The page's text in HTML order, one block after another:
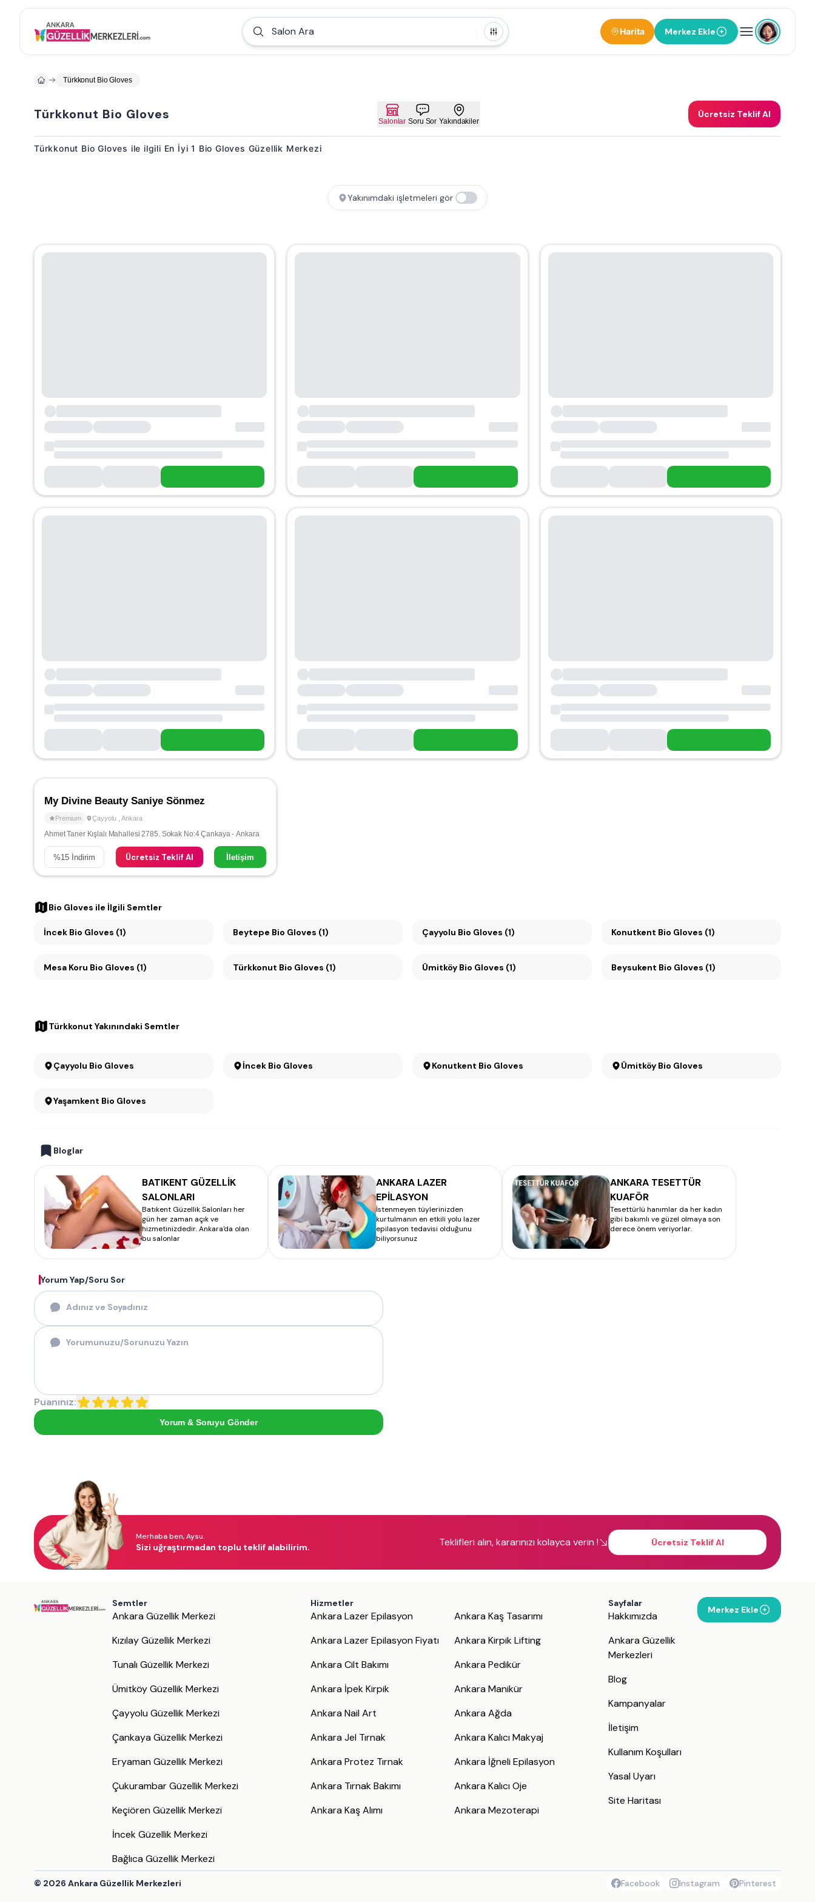
Salon Ara Harita Merkez Ekle
Türkkonut Bio Gloves
Türkkonut Bio Gloves Salonlar Soru Sor Yakındakiler
Ücretsiz Teklif Al
Türkkonut Bio Gloves ile ilgili En İyi 1 Bio Gloves Güzellik Merkezi
Yakınımdaki işletmeleri gör
My Divine Beauty Saniye Sönmez
Premium Çayyolu Ankara
Ahmet Taner Kışlalı Mahallesi 2785. Sokak No:4 Çankaya - Ankara
%15 İndirim Ücretsiz Teklif Al İletişim
Bio Gloves ile İlgili Semtler
İncek Bio Gloves (1) Beytepe Bio Gloves (1) Çayyolu Bio Gloves (1) Konutkent Bio Gloves (1)
Mesa Koru Bio Gloves (1) Türkkonut Bio Gloves (1) Ümitköy Bio Gloves (1) Beysukent Bio Gloves (1)
Türkkonut Yakınındaki Semtler
Çayyolu Bio Gloves İncek Bio Gloves Konutkent Bio Gloves Ümitköy Bio Gloves
Yaşamkent Bio Gloves
Bloglar
BATIKENT GÜZELLİK
SALONLARI
Batıkent Güzellik Salonları her
gün her zaman açık ve
hizmetinizdedir. Ankara'da olan
bu salonlar
ANKARA LAZER
EPİLASYON
İstenmeyen tüylerinizden
kurtulmanın en etkili yolu lazer
epilasyon tedavisi olduğunu
biliyorsunuz
ANKARA TESETTÜR
KUAFÖR
Tesettürlü hanımlar da her kadın
gibi bakımlı ve güzel olmaya son
derece önem veriyorlar.
Yorum Yap/Soru Sor
Puanınız:
Yorum & Soruyu Gönder
Merhaba ben, Aysu.
Sizi uğraştırmadan toplu teklif alabilirim. Teklifleri alın, kararınızı kolayca verin ! Ücretsiz Teklif Al
Semtler
Ankara Güzellik Merkezi
Kızılay Güzellik Merkezi
Tunalı Güzellik Merkezi
Ümitköy Güzellik Merkezi
Çayyolu Güzellik Merkezi
Çankaya Güzellik Merkezi
Eryaman Güzellik Merkezi
Çukurambar Güzellik Merkezi
Keçiören Güzellik Merkezi
İncek Güzellik Merkezi
Bağlıca Güzellik Merkezi
Hizmetler
Ankara Lazer Epilasyon
Ankara Lazer Epilasyon Fiyatı
Ankara Cilt Bakımı
Ankara İpek Kirpik
Ankara Nail Art
Ankara Jel Tırnak
Ankara Protez Tırnak
Ankara Tırnak Bakımı
Ankara Kaş Alımı
Ankara Kaş Tasarımı
Ankara Kirpik Lifting
Ankara Pedikür
Ankara Manikür
Ankara Ağda
Ankara Kalıcı Makyaj
Ankara İğneli Epilasyon
Ankara Kalıcı Oje
Ankara Mezoterapi
Sayfalar
Hakkımızda
Ankara Güzellik
Merkezleri
Blog
Kampanyalar
İletişim
Kullanım Koşulları
Yasal Uyarı
Site Haritası
Merkez Ekle
© 2026 Ankara Güzellik Merkezleri Facebook Instagram Pinterest